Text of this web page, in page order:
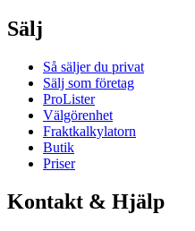
Sälj
Så säljer du privat
Sälj som företag
ProLister
Välgörenhet
Fraktkalkylatorn
Butik
Priser
Kontakt & Hjälp